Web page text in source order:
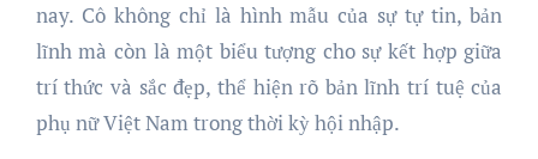
nay. Cô không chỉ là hình mẫu của sự tự tin, bản
lĩnh mà còn là một biểu tượng cho sự kết hợp giữa
trí thức và sắc đẹp, thể hiện rõ bản lĩnh trí tuệ của
phụ nữ Việt Nam trong thời kỳ hội nhập.